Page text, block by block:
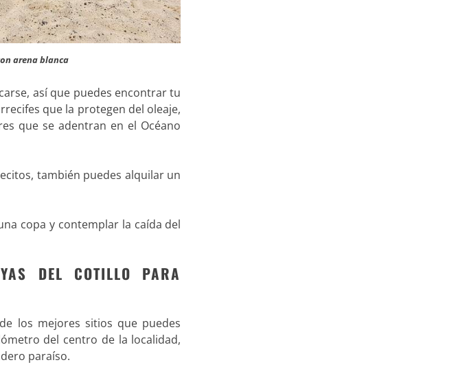
arena blanca
así que puedes encontrar tu
que la protegen del oleaje,
que se adentran en el Océano
también puedes alquilar un
copa y contemplar la caída del
DEL COTILLO PARA
los mejores sitios que puedes
del centro de la localidad,
paraíso.